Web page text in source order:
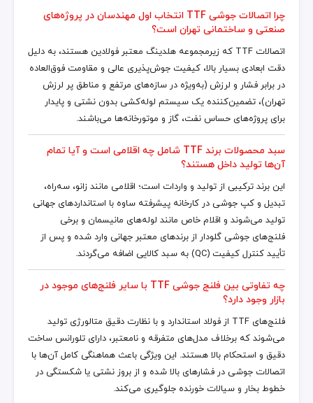
چرا اتصالات جوشی TTF انتخاب اول مهندسان در پروژه‌های
صنعتی و ساختمانی تهران است؟
اتصالات TTF که زیرمجموعه هلدینگ معتبر فولادین هستند، به دلیل
دقت ابعادی بسیار بالا، کیفیت جوش‌پذیری عالی و مقاومت فوق‌العاده
در برابر فشار و لرزش (به‌ویژه در سازه‌های مرتفع و مناطق پر لرزش
تهران)، تضمین‌کننده یک سیستم لوله‌کشی بدون نشتی و پایدار
برای پروژه‌های حساس نفت، گاز و موتورخانه‌ها می‌باشند.
سبد محصولات برند TTF شامل چه اقلامی است و آیا تمام
آن‌ها تولید داخل هستند؟
این برند ترکیبی از تولید و واردات است؛ اقلامی مانند زانو، سه‌راه،
تبدیل و کپ جوشی در کارخانه پیشرفته ساوه با استانداردهای جهانی
تولید می‌شوند و اقلام خاص مانند لوله‌های مانیسمان و برخی
فلنج‌های جوشی گلودار از برندهای معتبر جهانی وارد شده و پس از
تأیید کنترل کیفیت (QC) به سبد کالایی اضافه می‌گردند.
چه تفاوتی بین فلنج جوشی TTF با سایر فلنج‌های موجود در
بازار وجود دارد؟
فلنج‌های TTF از فولاد استاندارد و با نظارت دقیق متالورژی تولید
می‌شوند که برخلاف مدل‌های متفرقه و نامعتبر، دارای تلورانس ساخت
دقیق و استحکام بالا هستند. این ویژگی باعث هماهنگی کامل آن‌ها با
اتصالات جوشی در فشارهای بالا شده و از بروز نشتی یا شکستگی در
خطوط بخار و سیالات خورنده جلوگیری می‌کند.